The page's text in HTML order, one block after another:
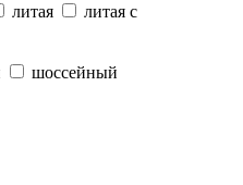
литая
литая с
шоссейный